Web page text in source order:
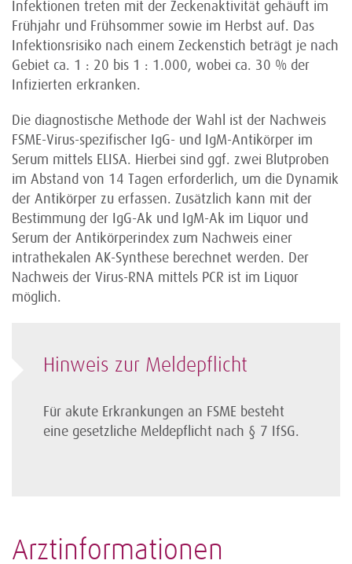
Infektionen treten mit der Zeckenaktivität gehäuft im
Frühjahr und Frühsommer sowie im Herbst auf. Das
Infektionsrisiko nach einem Zeckenstich beträgt je nach
Gebiet ca. 1 : 20 bis 1 : 1.000, wobei ca. 30 % der
Infizierten erkranken.
Die diagnostische Methode der Wahl ist der Nachweis
FSME-Virus-spezifischer IgG- und IgM-Antikörper im
Serum mittels ELISA. Hierbei sind ggf. zwei Blutproben
im Abstand von 14 Tagen erforderlich, um die Dynamik
der Antikörper zu erfassen. Zusätzlich kann mit der
Bestimmung der IgG-Ak und IgM-Ak im Liquor und
Serum der Antikörperindex zum Nachweis einer
intrathekalen AK-Synthese berechnet werden. Der
Nachweis der Virus-RNA mittels PCR ist im Liquor
möglich.
Hinweis zur Meldepflicht
Für akute Erkrankungen an FSME besteht
eine gesetzliche Meldepflicht nach § 7 IfSG.
Arztinformationen